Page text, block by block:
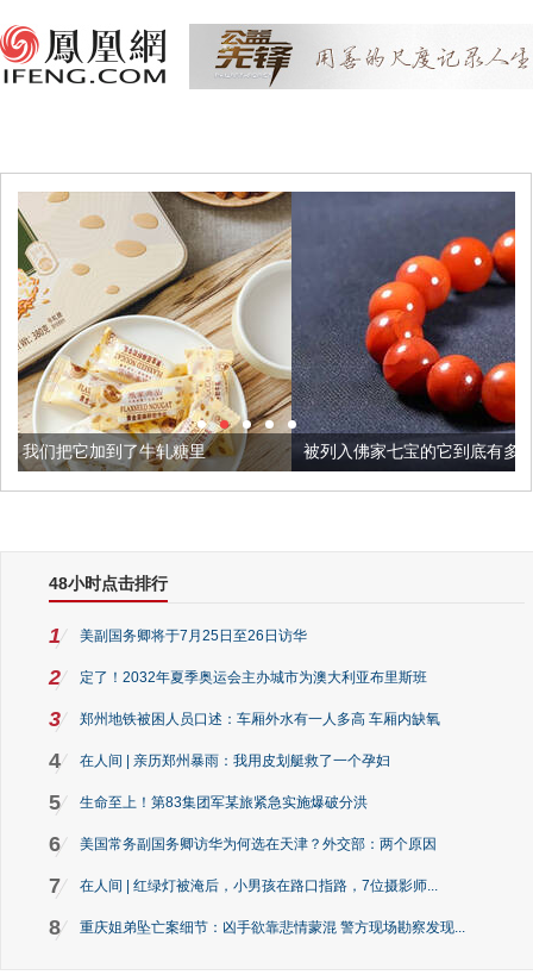
糖里 被列入佛家七宝的它到底有多美？
48小时点击排行
1 美副国务卿将于7月25日至26日访华
2 定了！2032年夏季奥运会主办城市为澳大利亚布里斯班
3 郑州地铁被困人员口述：车厢外水有一人多高 车厢内缺氧
4 在人间 | 亲历郑州暴雨：我用皮划艇救了一个孕妇
5 生命至上！第83集团军某旅紧急实施爆破分洪
6 美国常务副国务卿访华为何选在天津？外交部：两个原因
7 在人间 | 红绿灯被淹后，小男孩在路口指路，7位摄影师...
8 重庆姐弟坠亡案细节：凶手欲靠悲情蒙混 警方现场勘察发现...